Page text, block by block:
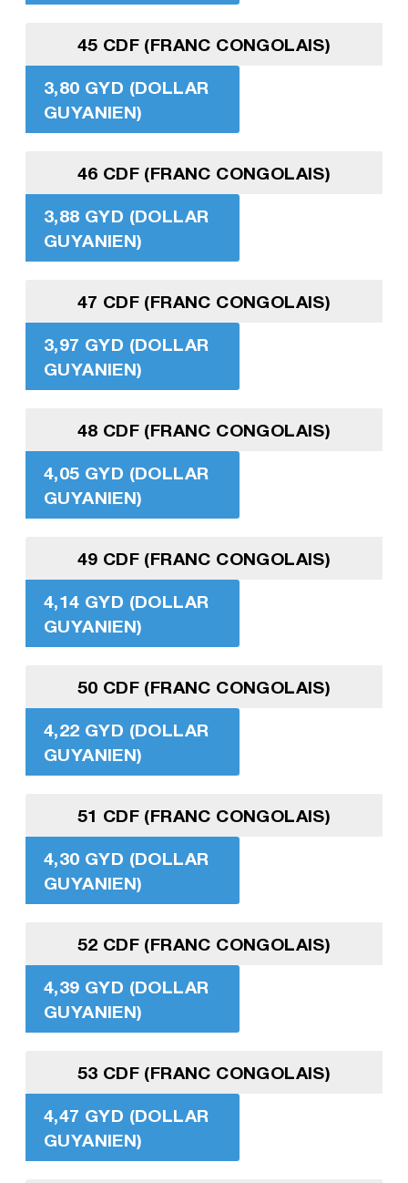
45 CDF (FRANC CONGOLAIS)
3,80 GYD (DOLLAR
GUYANIEN)
46 CDF (FRANC CONGOLAIS)
3,88 GYD (DOLLAR
GUYANIEN)
47 CDF (FRANC CONGOLAIS)
3,97 GYD (DOLLAR
GUYANIEN)
48 CDF (FRANC CONGOLAIS)
4,05 GYD (DOLLAR
GUYANIEN)
49 CDF (FRANC CONGOLAIS)
4,14 GYD (DOLLAR
GUYANIEN)
50 CDF (FRANC CONGOLAIS)
4,22 GYD (DOLLAR
GUYANIEN)
51 CDF (FRANC CONGOLAIS)
4,30 GYD (DOLLAR
GUYANIEN)
52 CDF (FRANC CONGOLAIS)
4,39 GYD (DOLLAR
GUYANIEN)
53 CDF (FRANC CONGOLAIS)
4,47 GYD (DOLLAR
GUYANIEN)